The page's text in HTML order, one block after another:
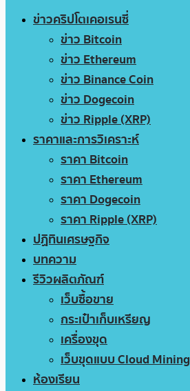
ข่าวคริปโตเคอเรนซี่
ข่าว Bitcoin
ข่าว Ethereum
ข่าว Binance Coin
ข่าว Dogecoin
ข่าว Ripple (XRP)
ราคาและการวิเคราะห์
ราคา Bitcoin
ราคา Ethereum
ราคา Dogecoin
ราคา Ripple (XRP)
ปฏิทินเศรษฐกิจ
บทความ
รีวิวผลิตภัณฑ์
เว็บซื้อขาย
กระเป๋าเก็บเหรียญ
เครื่องขุด
เว็บขุดแบบ Cloud Mining
ห้องเรียน